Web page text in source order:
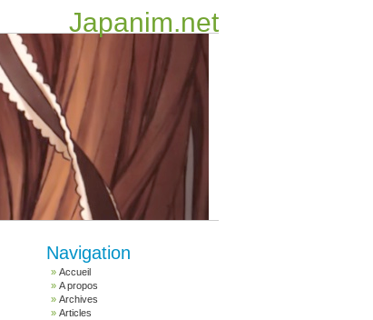
Japanim.net
Navigation
Accueil
A propos
Archives
Articles